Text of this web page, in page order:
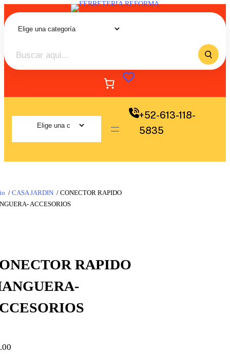
+52-613-118-
5835
/ CASA JARDIN / CONECTOR RAPIDO
ACCESORIOS
RAPIDO